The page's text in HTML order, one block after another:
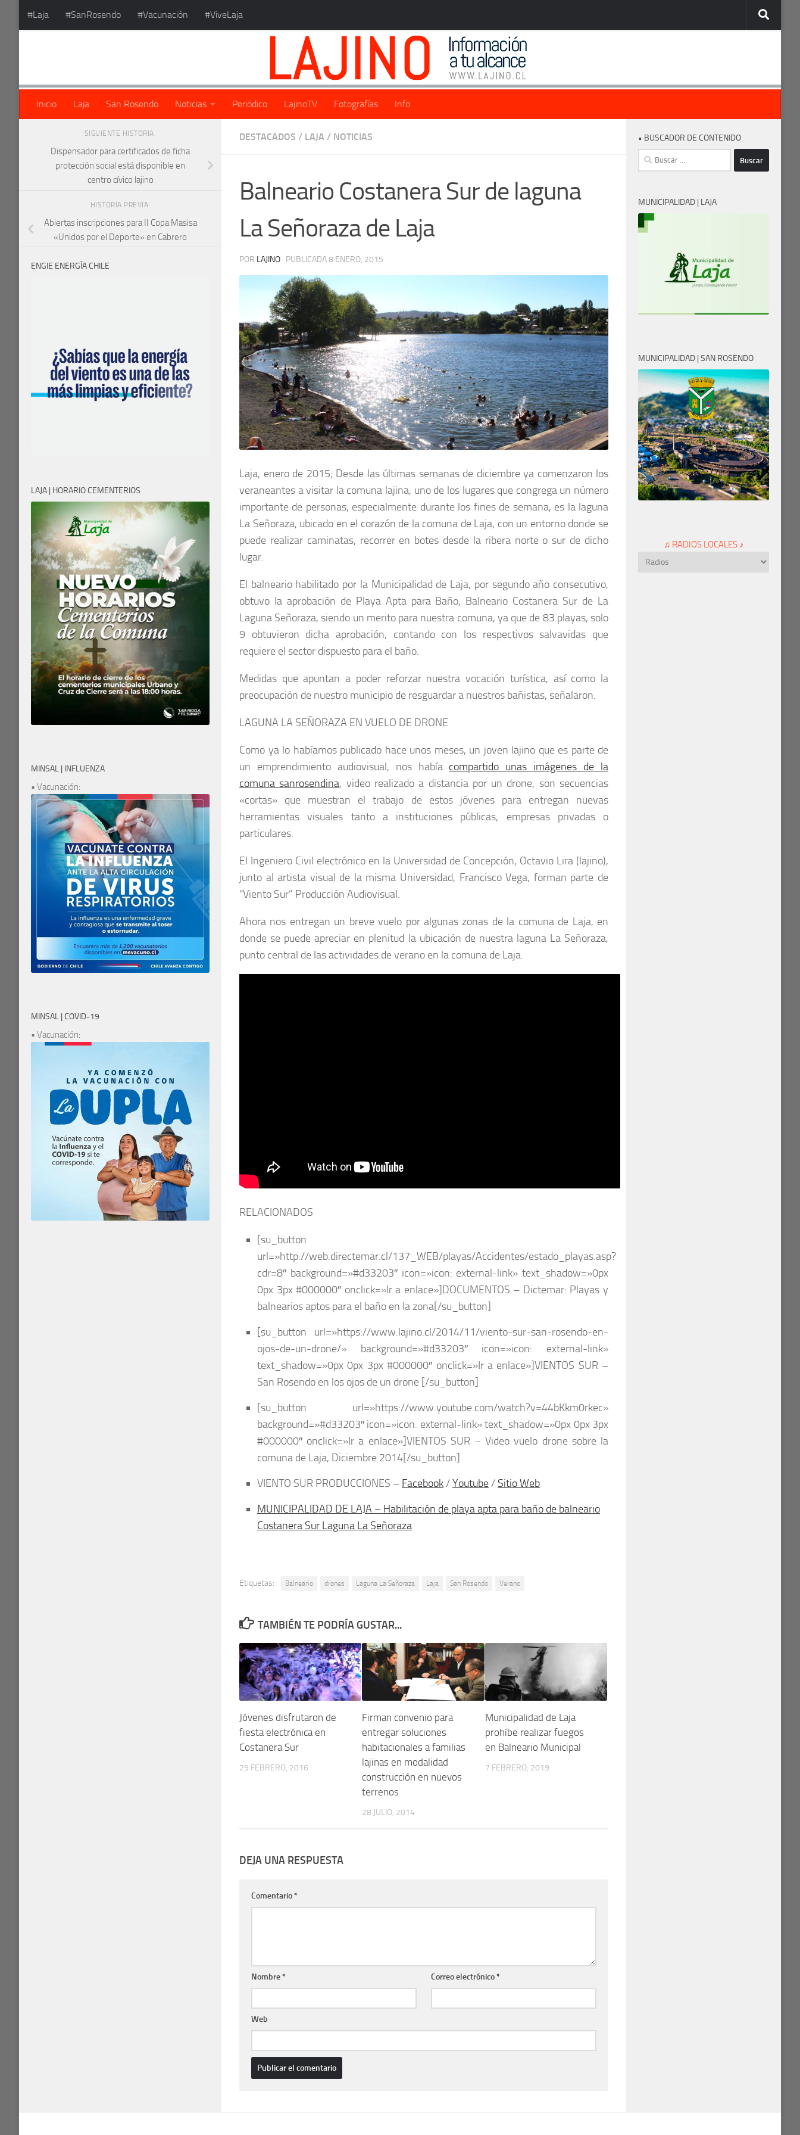
Saltar al contenido
#Laja #SanRosendo #Vacunación #ViveLaja
Inicio Laja San Rosendo Noticias Periódico LajinoTV Fotografías Info
DESTACADOS / LAJA / NOTICIAS
Balneario Costanera Sur de laguna
La Señoraza de Laja
POR LAJINO · PUBLICADA8 ENERO, 2015
Laja, enero de 2015; Desde las últimas semanas de diciembre ya comenzaron los
veraneantes a visitar la comuna lajina, uno de los lugares que congrega un número
importante de personas, especialmente durante los fines de semana, es la laguna
La Señoraza, ubicado en el corazón de la comuna de Laja, con un entorno donde se
puede realizar caminatas, recorrer en botes desde la ribera norte o sur de dicho
lugar.
El balneario habilitado por la Municipalidad de Laja, por segundo año consecutivo,
obtuvo la aprobación de Playa Apta para Baño, Balneario Costanera Sur de La
Laguna Señoraza, siendo un merito para nuestra comuna, ya que de 83 playas, solo
9 obtuvieron dicha aprobación, contando con los respectivos salvavidas que
requiere el sector dispuesto para el baño.
Medidas que apuntan a poder reforzar nuestra vocación turística, así como la
preocupación de nuestro municipio de resguardar a nuestros bañistas, señalaron.
LAGUNA LA SEÑORAZA EN VUELO DE DRONE
Como ya lo habíamos publicado hace unos meses, un joven lajino que es parte de
un emprendimiento audiovisual, nos había compartido unas imágenes de la
comuna sanrosendina, video realizado a distancia por un drone, son secuencias
«cortas» que muestran el trabajo de estos jóvenes para entregan nuevas
herramientas visuales tanto a instituciones públicas, empresas privadas o
particulares.
El Ingeniero Civil electrónico en la Universidad de Concepción, Octavio Lira (lajino),
junto al artista visual de la misma Universidad, Francisco Vega, forman parte de
“Viento Sur” Producción Audiovisual.
Ahora nos entregan un breve vuelo por algunas zonas de la comuna de Laja, en
donde se puede apreciar en plenitud la ubicación de nuestra laguna La Señoraza,
punto central de las actividades de verano en la comuna de Laja.
RELACIONADOS
[su_button
url=»http://web.directemar.cl/137_WEB/playas/Accidentes/estado_playas.asp?
cdr=8″ background=»#d33203″ icon=»icon: external-link» text_shadow=»0px
0px 3px #000000″ onclick=»Ir a enlace»]DOCUMENTOS – Dictemar: Playas y
balnearios aptos para el baño en la zona[/su_button]
[su_button url=»https://www.lajino.cl/2014/11/viento-sur-san-rosendo-en-
ojos-de-un-drone/» background=»#d33203″ icon=»icon: external-link»
text_shadow=»0px 0px 3px #000000″ onclick=»Ir a enlace»]VIENTOS SUR –
San Rosendo en los ojos de un drone [/su_button]
[su_button url=»https://www.youtube.com/watch?v=44bKkm0rkec»
background=»#d33203″ icon=»icon: external-link» text_shadow=»0px 0px 3px
#000000″ onclick=»Ir a enlace»]VIENTOS SUR – Video vuelo drone sobre la
comuna de Laja, Diciembre 2014[/su_button]
VIENTO SUR PRODUCCIONES – Facebook/Youtube/ Sitio Web
MUNICIPALIDAD DE LAJA – Habilitación de playa apta para baño de balneario
Costanera Sur Laguna La Señoraza
Etiquetas: Balneario drones Laguna La Señoraza Laja San Rosendo Verano
TAMBIÉN TE PODRÍA GUSTAR...
Jóvenes disfrutaron de
fiesta electrónica en
Costanera Sur
29 FEBRERO, 2016
Firman convenio para
entregar soluciones
habitacionales a familias
lajinas en modalidad
construcción en nuevos
terrenos
28 JULIO, 2014
Municipalidad de Laja
prohíbe realizar fuegos
en Balneario Municipal
7 FEBRERO, 2019
DEJA UNA RESPUESTA
Comentario*
Nombre* Correo electrónico*
Web
SIGUIENTE HISTORIA
Dispensador para certificados de ficha
protección social está disponible en
centro cívico lajino
HISTORIA PREVIA
Abiertas inscripciones para II Copa Masisa
«Unidos por el Deporte» en Cabrero
ENGIE ENERGÍA CHILE
LAJA | HORARIO CEMENTERIOS
MINSAL | INFLUENZA
• Vacunación:
MINSAL | COVID-19
• Vacunación:
• BUSCADOR DE CONTENIDO
Buscar:
MUNICIPALIDAD | LAJA
MUNICIPALIDAD | SAN ROSENDO
♫ RADIOS LOCALES ♪